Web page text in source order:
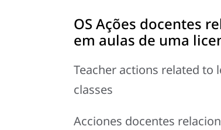
OS Ações docentes
em aulas de uma
Teacher actions related to
classes
Acciones docentes